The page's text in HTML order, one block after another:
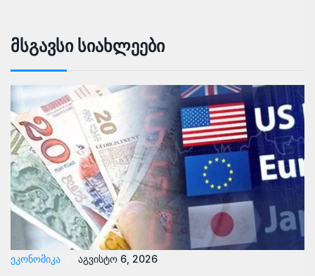
Მსგავსი Სიახლეები
ᲔᲙᲝᲜᲝᲛᲘᲙᲐ აგვისტო 6, 2026